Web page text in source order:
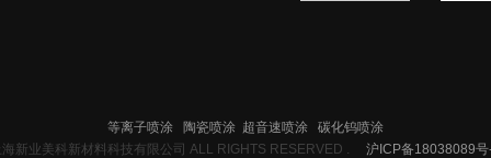
等离子喷涂 陶瓷喷涂 超音速喷涂
碳化钨喷涂
新业美科新材料科技有限公司 ALL RIGHTS RESERVED . 沪ICP备18038089号